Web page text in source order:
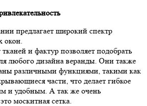
предлагает широкий спектр
окон.
и фактур позволяет подобрать
любого дизайна веранды. Они также
различными функциями, такими как
части, что делает гибкое
и удобным. А так же очень
москитная сетка.